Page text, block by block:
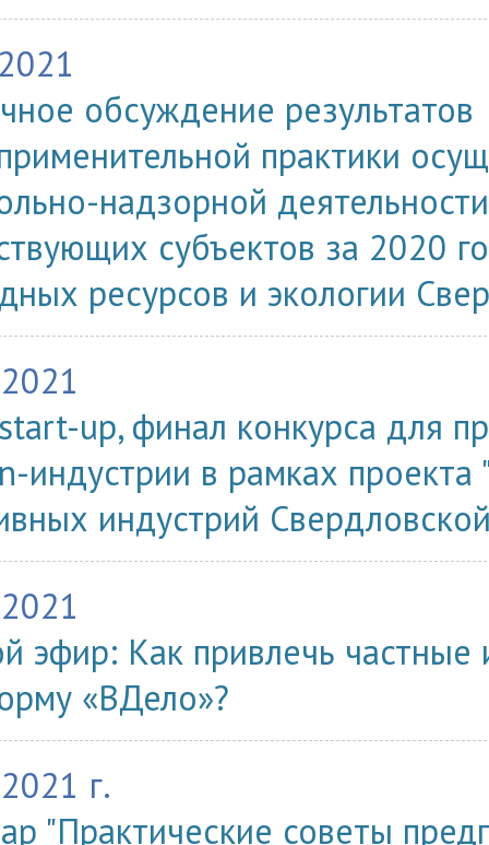
обсуждение результатов
практики
надзорной
субъектов за 2020
ресурсов и экологии
up, финал конкурса для
индустрии в рамках проекта
индустрий
эфир: Как привлечь частные
«ВДело»?
г.
"Практические советы